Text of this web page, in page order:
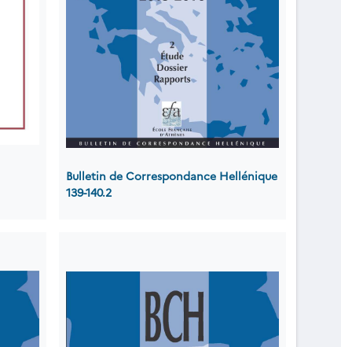
Bulletin de Correspondance Hellénique
139-140.2